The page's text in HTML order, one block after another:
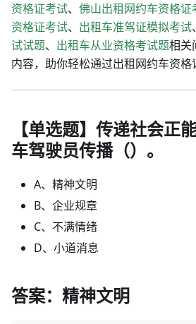
资格证考试、 佛山出租网约车资格证
资格证考试、 出租车准驾证模拟考试、
试试题、 出租车从业资格考试题相关
内容，助你轻松通过出租网约车资格
【单选题】传递社会正
车驾驶员传播（）。
A、精神文明
B、企业规章
C、不满情绪
D、小道消息
答案：精神文明